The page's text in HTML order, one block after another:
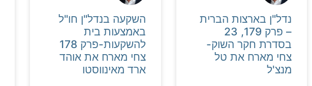
נדל"ן בארצות הברית
– פרק 179, 23
בסדרת חקר השוק-
צחי מארח את טל
מנצ'ל
השקעה בנדל"ן חו"ל
באמצעות בית
להשקעות-פרק 178
צחי מארח את אוהד
ארד מאינווסטו